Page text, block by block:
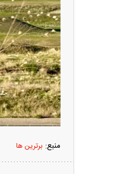
منبع: برترین ها